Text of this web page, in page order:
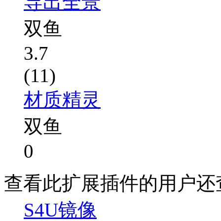
双鱼
3.7
(11)
材质精灵
双鱼
0
查看此扩展插件的用户
S4U镜像